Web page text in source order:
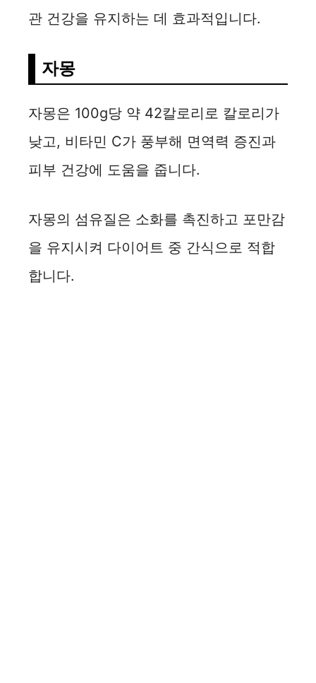
관 건강을 유지하는 데 효과적입니다.
자몽
자몽은 100g당 약 42칼로리로 칼로리가
낮고, 비타민 C가 풍부해 면역력 증진과
피부 건강에 도움을 줍니다.
자몽의 섬유질은 소화를 촉진하고 포만감
을 유지시켜 다이어트 중 간식으로 적합
합니다.